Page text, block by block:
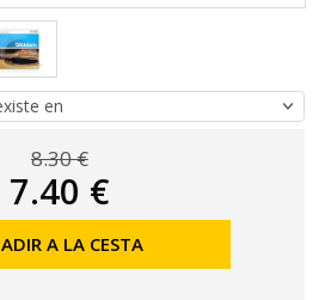
8.30 €
7.40 €
A LA CESTA